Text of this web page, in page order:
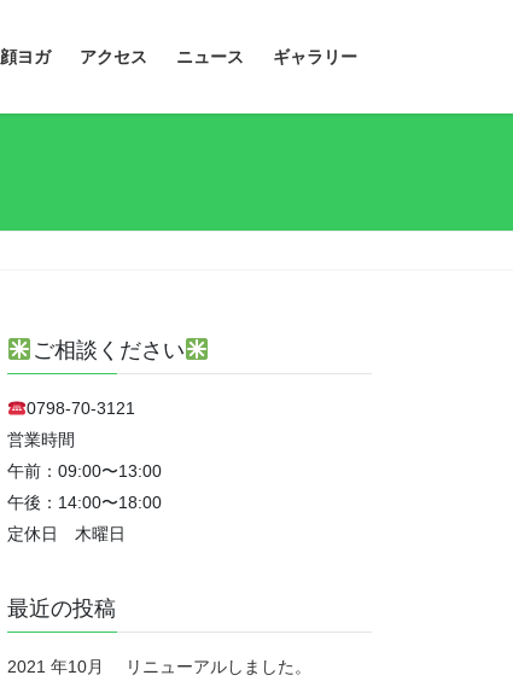
顔ヨガ アクセス ニュース ギャラリー
ご相談ください
0798-70-3121
営業時間
午前：09:00〜13:00
午後：14:00〜18:00
定休日 木曜日
最近の投稿
2021 年10月 リニューアルしました。